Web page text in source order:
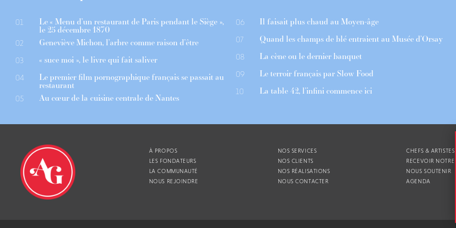
01 Le « Menu d’un restaurant de Paris pendant le Siège »,
le 25 décembre 1870
02 Geneviève Michon, l’arbre comme raison d’être
03 « suce moi », le livre qui fait saliver
04 Le premier film pornographique français se passait au
restaurant
05 Au cœur de la cuisine centrale de Nantes
06 Il faisait plus chaud au Moyen-âge
07 Quand les champs de blé entraient au Musée d’Orsay
08 La cène ou le dernier banquet
09 Le terroir français par Slow Food
10 La table 42, l’infini commence ici
À PROPOS
LES FONDATEURS
LA COMMUNAUTÉ
NOUS REJOINDRE
NOS SERVICES
NOS CLIENTS
NOS RÉALISATIONS
NOUS CONTACTER
CHEFS & ARTISTES
RECEVOIR NOTRE
NOUS SOUTENIR
AGENDA